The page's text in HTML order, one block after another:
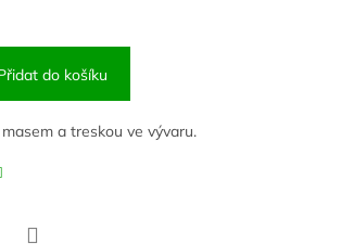
do košíku
a treskou ve vývaru.